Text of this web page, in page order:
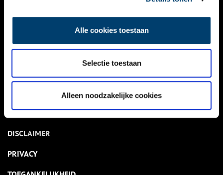
Alle cookies toestaan
Selectie toestaan
Alleen noodzakelijke cookies
ACTIVITEITEN
NIEUWSBRIEF
DISCLAIMER
PRIVACY